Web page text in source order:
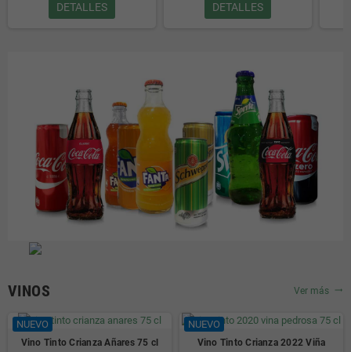
DETALLES DETALLES
VINOS Ver más trending_flat
NUEVO
Vino Tinto Crianza Añares 75 cl
NUEVO
Vino Tinto Crianza 2022 Viña